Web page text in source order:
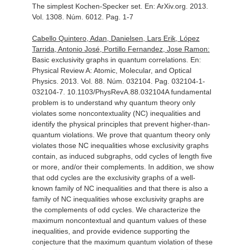
The simplest Kochen-Specker set. En: ArXiv.org . 2013.
Vol. 1308. Núm. 6012. Pag. 1-7
Cabello Quintero, Adan, Danielsen, Lars Erik, López
Tarrida, Antonio José, Portillo Fernandez, Jose Ramon:
Basic exclusivity graphs in quantum correlations. En:
Physical Review A: Atomic, Molecular, and Optical
Physics. 2013. Vol. 88. Núm. 032104. Pag. 032104-1-
032104-7. 10.1103/PhysRevA.88.032104A fundamental
problem is to understand why quantum theory only
violates some noncontextuality (NC) inequalities and
identify the physical principles that prevent higher-than-
quantum violations. We prove that quantum theory only
violates those NC inequalities whose exclusivity graphs
contain, as induced subgraphs, odd cycles of length five
or more, and/or their complements. In addition, we show
that odd cycles are the exclusivity graphs of a well-
known family of NC inequalities and that there is also a
family of NC inequalities whose exclusivity graphs are
the complements of odd cycles. We characterize the
maximum noncontextual and quantum values of these
inequalities, and provide evidence supporting the
conjecture that the maximum quantum violation of these